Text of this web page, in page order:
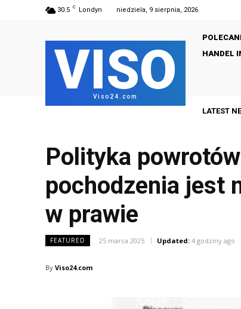
30.5 C Londyn niedziela, 9 sierpnia, 2026
VISO
Viso24.com
HANDEL
LATEST
Polityka
pochodzenia jest
w prawie
FEATURED 25 marca 2025 Updated: 4 godziny ago
By Viso24.com